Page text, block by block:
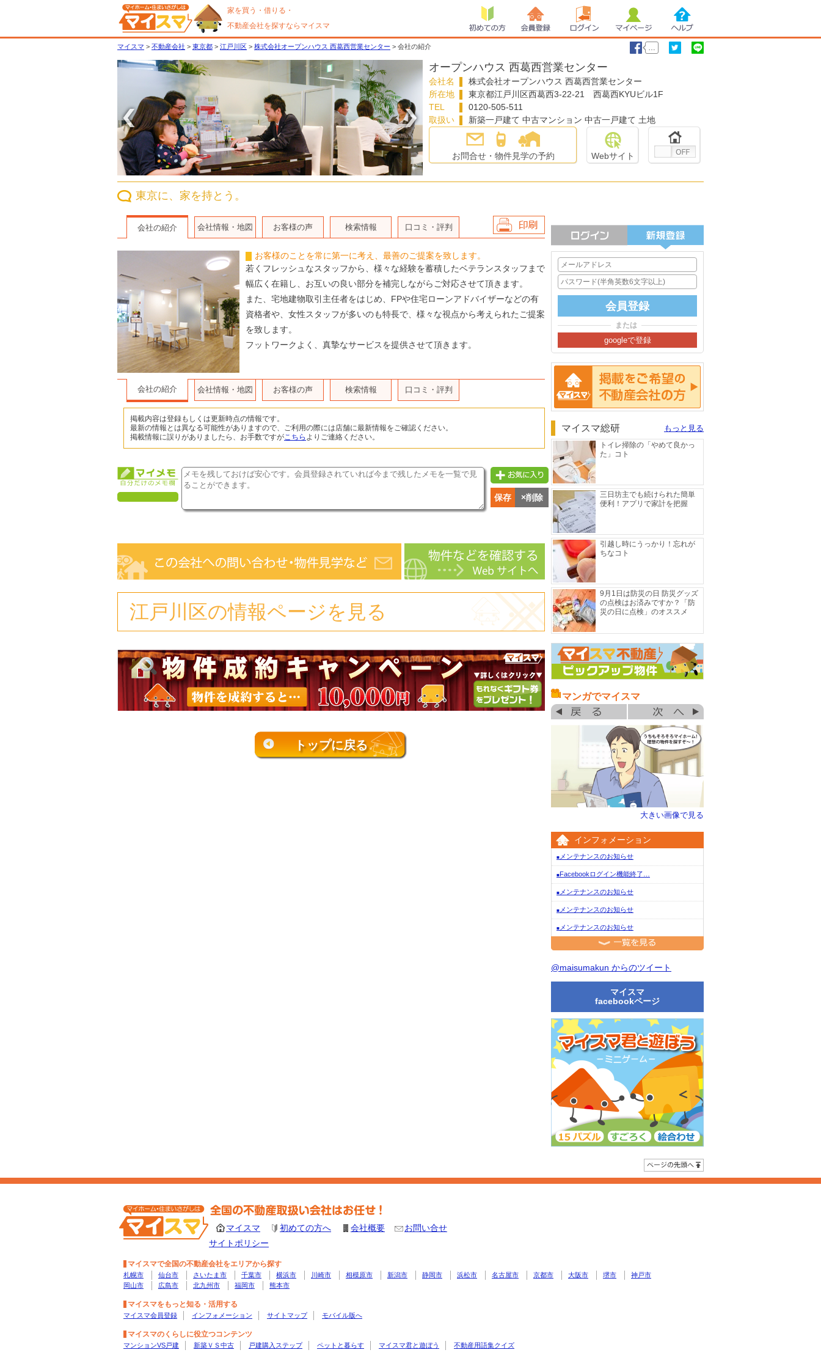
家を買う・借りる・
不動産会社を探すならマイスマ
ヘルプ
マイページ
ログイン
会員登録
初めての方
マイスマ > 不動産会社 > 東京都 > 江戸川区 > 株式会社オープンハウス 西葛西営業センター > 会社の紹介
いいね！
…
〈 〉
オープンハウス 西葛西営業センター
会社名
株式会社オープンハウス 西葛西営業センター
所在地
東京都江戸川区西葛西3-22-21 西葛西KYUビル1F
TEL
0120-505-511
取扱い
新築一戸建て 中古マンション 中古一戸建て 土地
お問合せ・物件見学の予約 Webサイト
東京に、家を持とう。
会社の紹介 会社情報・地図 お客様の声 検索情報 口コミ・評判
会社情報を印
お客様のことを常に第一に考え、最善のご提案を致します。
若くフレッシュなスタッフから、様々な経験を蓄積したベテランスタッフまで
幅広く在籍し、お互いの良い部分を補完しながらご対応させて頂きます。
また、宅地建物取引主任者をはじめ、FPや住宅ローンアドバイザーなどの有
資格者や、女性スタッフが多いのも特長で、様々な視点から考えられたご提案
を致します。
フットワークよく、真摯なサービスを提供させて頂きます。
会社の紹介 会社情報・地図 お客様の声 検索情報 口コミ・評判
掲載内容は登録もしくは更新時点の情報です。
最新の情報とは異なる可能性がありますので、ご利用の際には店舗に最新情報をご確認ください。
掲載情報に誤りがありましたら、お手数ですがこちら よりご連絡ください。
保存 ×削除
江戸川区の情報ページを見る
トップに戻る
または
掲載をご希望の方へ
マイスマ総研 もっと見る
トイレ掃除の「やめて良かっ
た」コト
三日坊主でも続けられた簡単
便利！アプリで家計を把握
引越し時にうっかり！忘れが
ちなコト
9月1日は防災の日 防災グッズ
の点検はお済みですか？「防
災の日に点検」のオススメ
マンガでマイスマ
大きい画像で見る
インフォメーション
■ メンテナンスのお知らせ
■Facebookログイン機能終了…
■ メンテナンスのお知らせ
■ メンテナンスのお知らせ
■ メンテナンスのお知らせ
@maisumakun からのツイート
マイスマ
facebookページ
ページの先頭へ
マイスマ 初めての方へ 会社概要
お問い合せ
サイトポリシー
マイスマで全国の不動産会社をエリアから探す
札幌市 仙台市 さいたま市 千葉市 横浜市 川崎市 相模原市 新潟市 静岡市 浜松市 名古屋市 京都市 大阪市 堺市
神戸市
岡山市
広島市 北九州市 福岡市 熊本市
マイスマをもっと知る・活用する
マイスマ会員登録 インフォメーション サイトマップ モバイル版へ
マイスマのくらしに役立つコンテンツ
マンションVS戸建 新築ＶＳ中古 戸建購入ステップ ペットと暮らす マイスマ君と遊ぼう 不動産用語集クイズ